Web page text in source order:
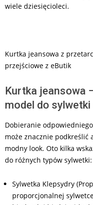
wiele dziesięcioleci.
Kurtka jeansowa z
przejściowe z eButik
Kurtka jeansowa
model do sylwetki
Dobieranie
może znacznie
modny look. Oto kilka
do różnych typów sylwetki:
Sylwetka Klepsydry
proporcjonalnej